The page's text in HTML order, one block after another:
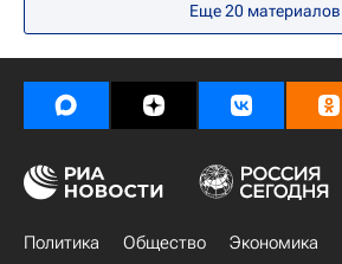
Владимир Балбеков
Еще20 материалов
Политика Общество Экономика